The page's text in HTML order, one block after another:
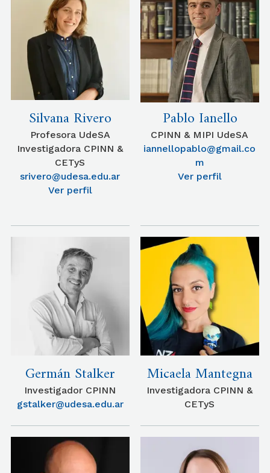
Silvana Rivero
Profesora UdeSA
Investigadora CPINN &
CETyS
srivero@udesa.edu.ar
Ver perfil
Pablo Ianello
CPINN & MIPI UdeSA
iannellopablo@gmail.co
m
Ver perfil
Germán Stalker
Investigador CPINN
gstalker@udesa.edu.ar
Micaela Mantegna
Investigadora CPINN &
CETyS